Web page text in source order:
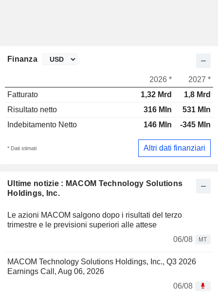
Ultime notizie : MACOM Technology Solutions
Holdings, Inc.
Le azioni MACOM salgono dopo i risultati del terzo
trimestre e le previsioni superiori alle attese
06/08
MT
MACOM Technology Solutions Holdings, Inc., Q3 2026
Earnings Call, Aug 06, 2026
06/08
Finanza
2026 *
2027 *
Fatturato
1,32 Mrd
1,8 Mrd
Risultato netto
316 Mln
531 Mln
Indebitamento Netto
146 Mln -345 Mln
* Dati stimati Altri dati finanziari